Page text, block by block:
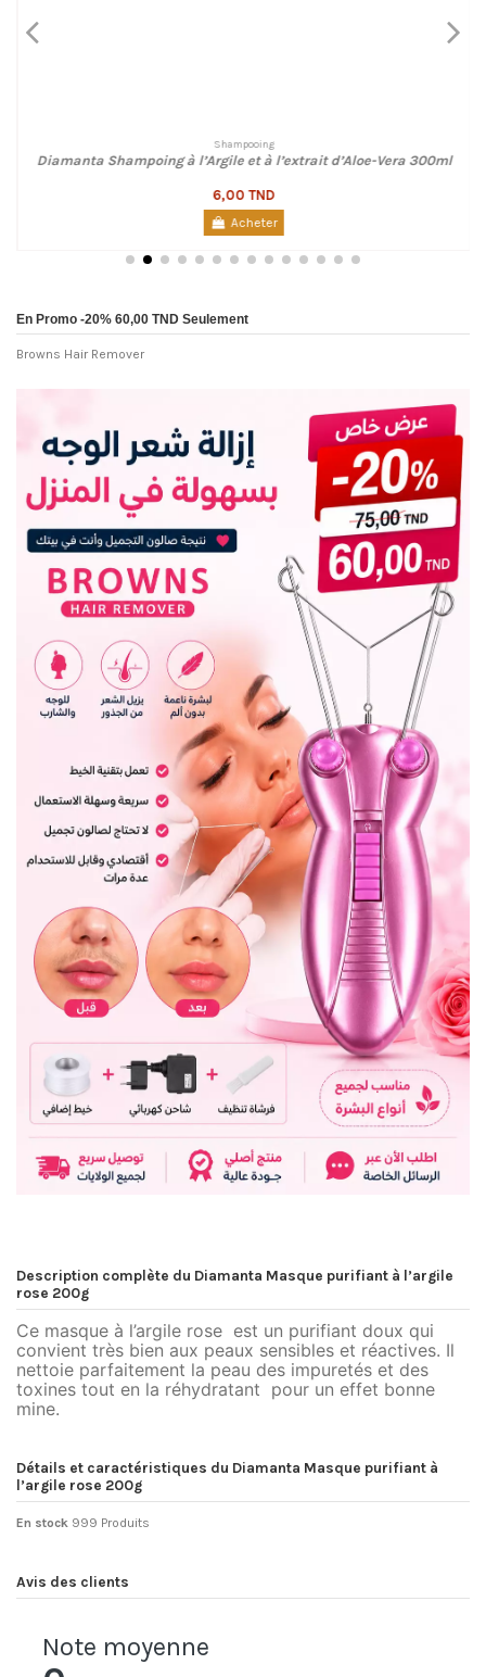
Shampooing
Diamanta Shampoing à l’Argile et à l’extrait d’Aloe-Vera 300ml
6,00 TND
Acheter
En Promo -20% 60,00 TND Seulement
Browns Hair Remover
Description complète du Diamanta Masque purifiant à l’argile
rose 200g
Ce masque à l’argile rose est un purifiant doux qui
convient très bien aux peaux sensibles et réactives. Il
nettoie parfaitement la peau des impuretés et des
toxines tout en la réhydratant pour un effet bonne
mine.
Détails et caractéristiques du Diamanta Masque purifiant à
l’argile rose 200g
En stock 999 Produits
Avis des clients
Note moyenne